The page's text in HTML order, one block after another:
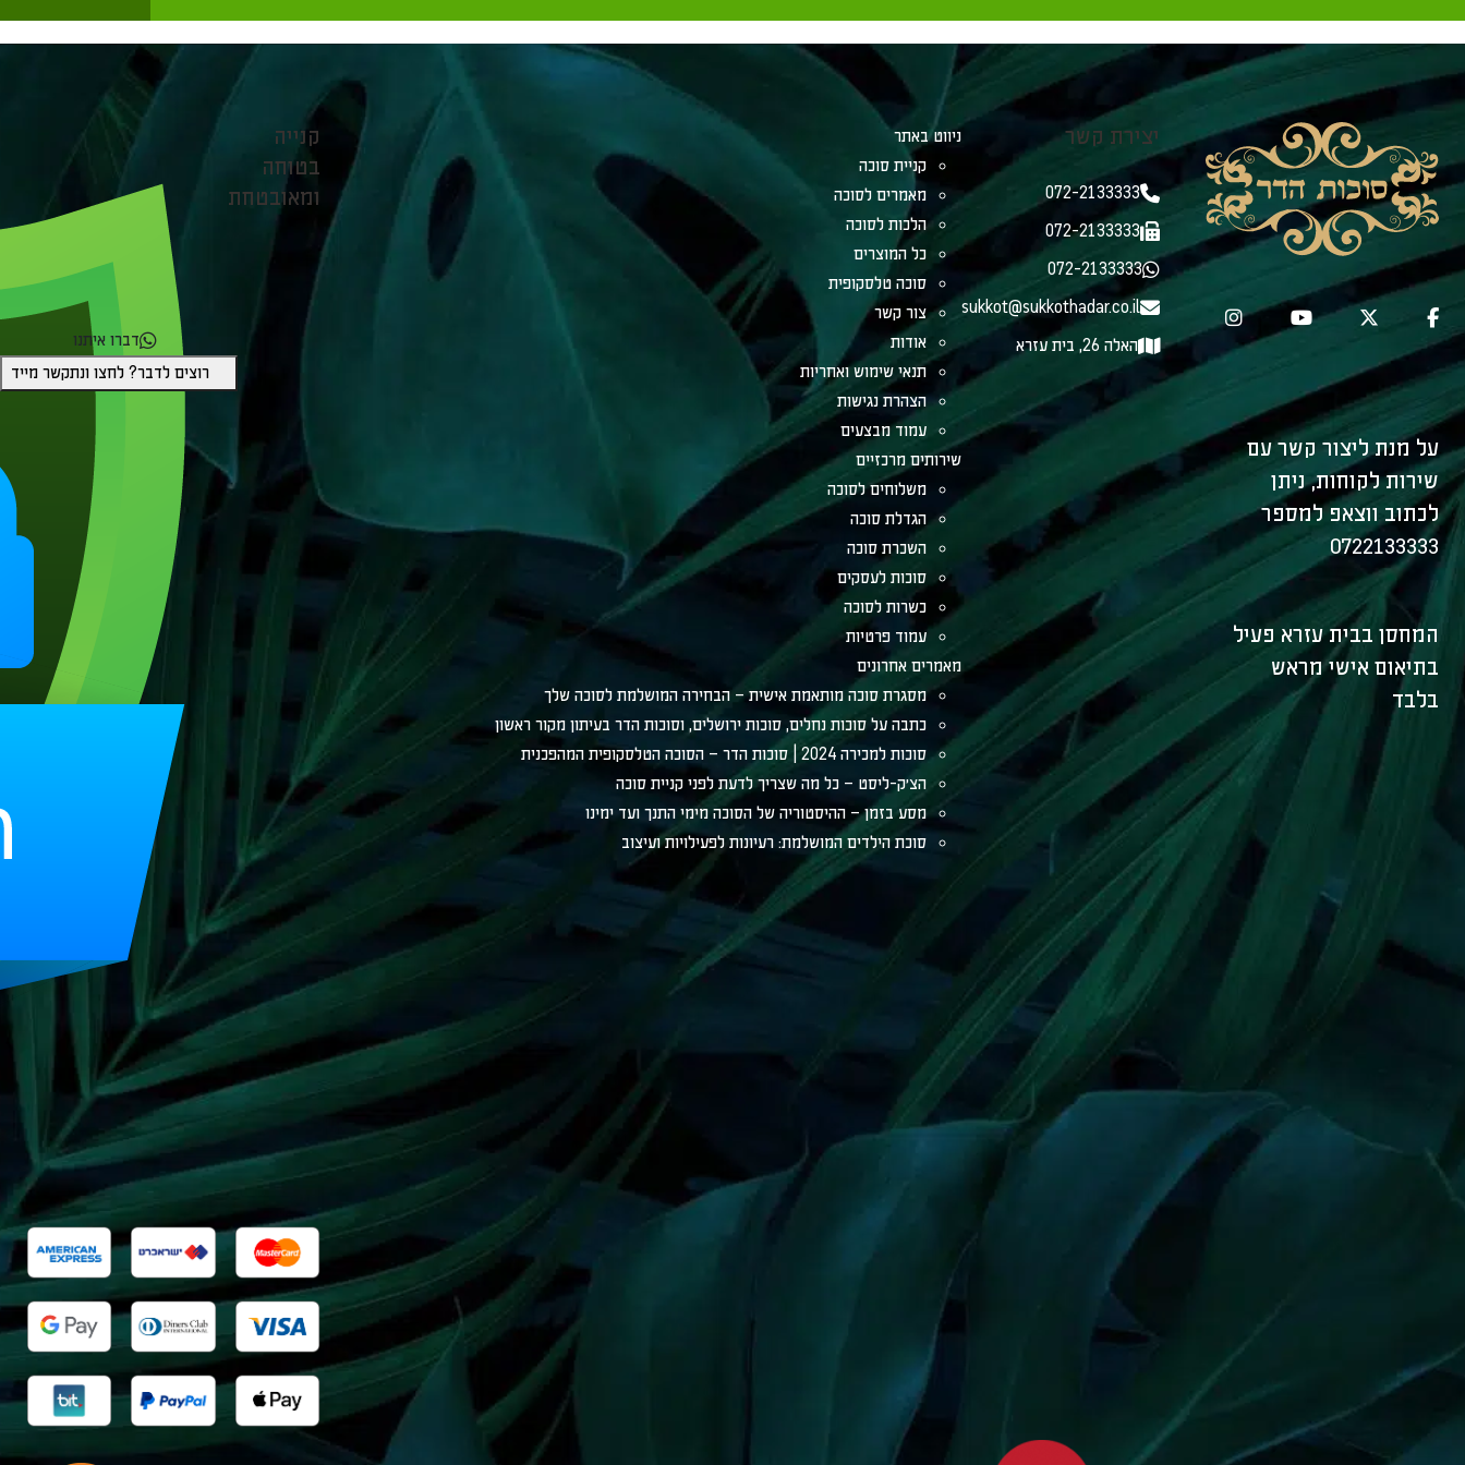
על מנת ליצור קשר עם
שירות לקוחות, ניתן
לכתוב ווצאפ למספר
0722133333
המחסן בבית עזרא פעיל
בתיאום אישי מראש
בלבד
יצירת קשר
072-2133333
072-2133333
072-2133333
sukkot@sukkothadar.co.il
האלה 26, בית עזרא
ניווט באתר
קניית סוכה
מאמרים לסוכה
הלכות לסוכה
כל המוצרים
סוכה טלסקופית
צור קשר
אודות
תנאי שימוש ואחריות
הצהרת נגישות
עמוד מבצעים
שירותים מרכזיים
משלוחים לסוכה
הגדלת סוכה
השכרת סוכה
סוכות לעסקים
כשרות לסוכה
עמוד פרטיות
מאמרים אחרונים
מסגרת סוכה מותאמת אישית – הבחירה המושלמת לסוכה שלך
כתבה על סוכות נחלים, סוכות ירושלים, וסוכות הדר בעיתון מקור ראשון
סוכות למכירה 2024 | סוכות הדר – הסוכה הטלסקופית המהפכנית
הצ׳ק-ליסט – כל מה שצריך לדעת לפני קניית סוכה
מסע בזמן – ההיסטוריה של הסוכה מימי התנך ועד ימינו
סוכת הילדים המושלמת: רעיונות לפעילויות ועיצוב
קנייה
בטוחה
ומאובטחת
דברו איתנו
רוצים לדבר? לחצו ונתקשר מייד